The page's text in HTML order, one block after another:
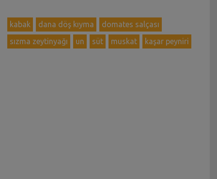
kabak dana döş kıyma
domates salçası
sızma zeytinyağı
un süt muskat kaşar peyniri